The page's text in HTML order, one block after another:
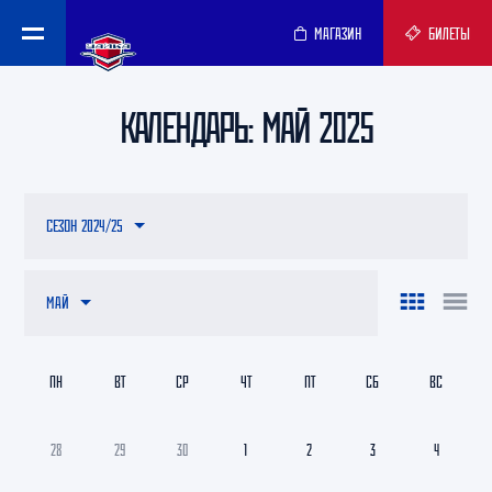
МАГАЗИН БИЛЕТЫ
КАЛЕНДАРЬ: МАЙ 2025
МАЙ
СЕЗОН 2024/25
28 29 30 1 2 3 4
ПН ВТ СР ЧТ ПТ СБ ВС